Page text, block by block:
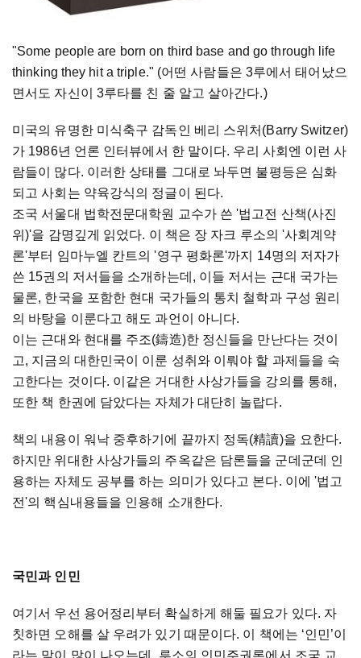
"Some people are born on third base and go through life
thinking they hit a triple." (어떤 사람들은 3루에서 태어났으
면서도 자신이 3루타를 친 줄 알고 살아간다.)
미국의 유명한 미식축구 감독인 베리 스위처(Barry Switzer)
가 1986년 언론 인터뷰에서 한 말이다. 우리 사회엔 이런 사
람들이 많다. 이러한 상태를 그대로 놔두면 불평등은 심화
되고 사회는 약육강식의 정글이 된다.
조국 서울대 법학전문대학원 교수가 쓴 '법고전 산책(사진
위)'을 감명깊게 읽었다. 이 책은 장 자크 루소의 '사회계약
론'부터 임마누엘 칸트의 '영구 평화론'까지 14명의 저자가
쓴 15권의 저서들을 소개하는데, 이들 저서는 근대 국가는
물론, 한국을 포함한 현대 국가들의 통치 철학과 구성 원리
의 바탕을 이룬다고 해도 과언이 아니다.
이는 근대와 현대를 주조(鑄造)한 정신들을 만난다는 것이
고, 지금의 대한민국이 이룬 성취와 이뤄야 할 과제들을 숙
고한다는 것이다. 이같은 거대한 사상가들을 강의를 통해,
또한 책 한권에 담았다는 자체가 대단히 놀랍다.
책의 내용이 워낙 중후하기에 끝까지 정독(精讀)을 요한다.
하지만 위대한 사상가들의 주옥같은 담론들을 군데군데 인
용하는 자체도 공부를 하는 의미가 있다고 본다. 이에 '법고
전'의 핵심내용들을 인용해 소개한다.
국민과 인민
여기서 우선 용어정리부터 확실하게 해둘 필요가 있다. 자
칫하면 오해를 살 우려가 있기 때문이다. 이 책에는 ‘인민’이
라는 말이 많이 나오는데, 루소의 인민주권론에서 조국 교